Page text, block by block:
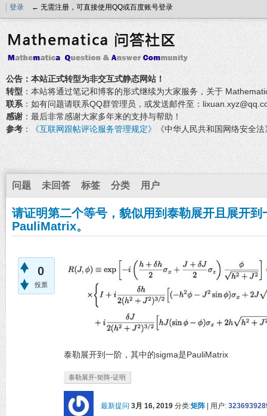
登录 ← 无需注册，可直接使用QQ或百度账号登录
公告：本站正式转型为非交互式静态网站！
转型 ：本站将通过笔记和博客的形式继续为大家服务，关于
联系 ：如有问题请联系QQ群管理员，或发送邮件至：
感谢 ：最后非常感谢大家多年来的支持与帮助！
参考 ： 《互联网跟帖评论服务管理规定》 《中华人民共和国网络安全
问题 未回答 标签 分类 用户
请证明第二个等号，貌似用到泰勒展开且展开
PauliMatrix。
0
投票
泰勒展开到一阶，其中的sigma是PauliMatrix
泰勒展开-矩阵-证明
最新提问 3月 16, 2019 分类:矩阵 | 用户: